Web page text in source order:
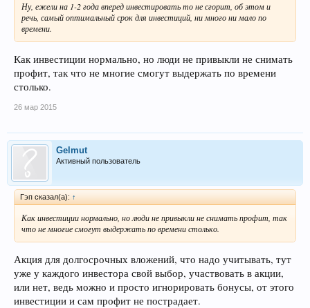
Ну, ежели на 1-2 года вперед инвестировать то не сгорит, об этом и
речь, самый оптимальный срок для инвестиций, ни много ни мало по
времени.
Как инвестиции нормально, но люди не привыкли не снимать
профит, так что не многие смогут выдержать по времени
столько.
26 мар 2015
Gelmut
Активный пользователь
Гэп сказал(а): ↑
Как инвестиции нормально, но люди не привыкли не снимать профит, так
что не многие смогут выдержать по времени столько.
Акция для долгосрочных вложений, что надо учитывать, тут
уже у каждого инвестора свой выбор, участвовать в акции,
или нет, ведь можно и просто игнорировать бонусы, от этого
инвестиции и сам профит не пострадает.